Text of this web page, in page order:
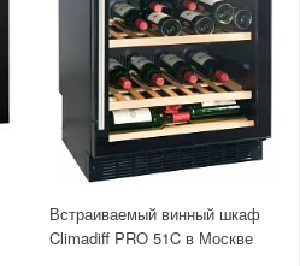
Встраиваемый винный шкаф
Climadiff PRO 51C в Москве